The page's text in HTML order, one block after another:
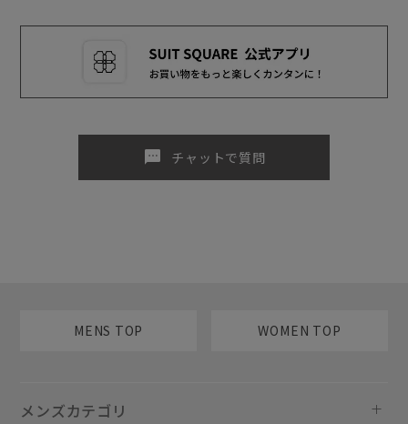
sms チャットで質問
MENS TOP WOMEN TOP
メンズカテゴリ